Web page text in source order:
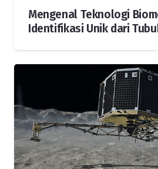
Mengenal Teknologi
Identifikasi Unik dari